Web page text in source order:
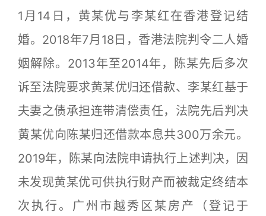
1月14日，黄某优与李某红在香港登记结
婚。2018年7月18日，香港法院判令二人婚
姻解除。2013年至2014年，陈某先后多次
诉至法院要求黄某优归还借款、李某红基于
夫妻之债承担连带清偿责任，法院先后判决
黄某优向陈某归还借款本息共300万余元。
2019年，陈某向法院申请执行上述判决，因
未发现黄某优可供执行财产而被裁定终结本
次执行。广州市越秀区某房产（登记于